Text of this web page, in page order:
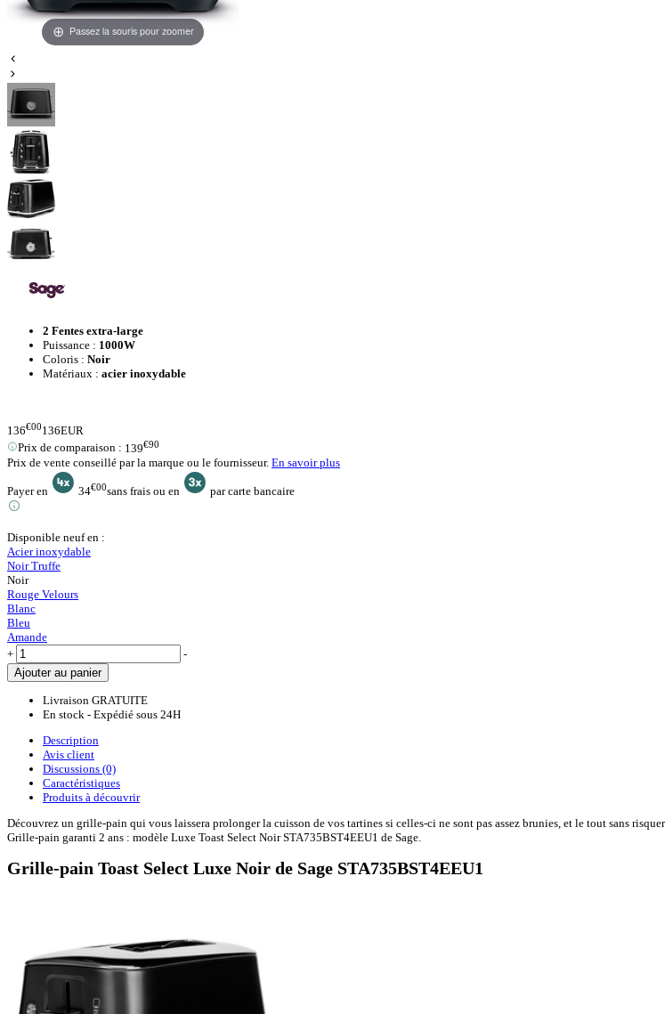
Passez la souris pour zoomer
2 Fentes extra-large
Puissance : 1000W
Coloris : Noir
Matériaux : acier inoxydable
136€00136EUR
Prix de comparaison : 139€90
Prix de vente conseillé par la marque ou le fournisseur. En savoir plus
Payer en 34€00sans frais ou en par carte bancaire
Disponible neuf en :
Acier inoxydable
Noir Truffe
Noir
Rouge Velours
Blanc
Bleu
Amande
+
-
Ajouter au panier
Livraison GRATUITE
En stock - Expédié sous 24H
Description
Avis client
Discussions (0)
Caractéristiques
Produits à découvrir
Découvrez un grille-pain qui vous laissera prolonger la cuisson de vos tartines si celles-ci ne sont pas assez brunies, et le tout sans
Grille-pain garanti 2 ans : modèle Luxe Toast Select Noir STA735BST4EEU1 de Sage.
Grille-pain Toast Select Luxe Noir de Sage STA735BST4EEU1